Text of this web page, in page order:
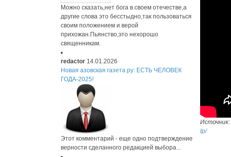
Источник:
lp/
Можно сказать,нет бога в своем отечестве,а
другие слова это бесстыдно,так пользоваться
своим положением и верой
прихожан.Пьянство,это нехорошо
священникам.
redactor 14.01.2026
Новая азовская газета.ру: ЕСТЬ ЧЕЛОВЕК
ГОДА-2025!
Этот комментарий - еще одно подтверждение
верности сделанного редакцией выбора...